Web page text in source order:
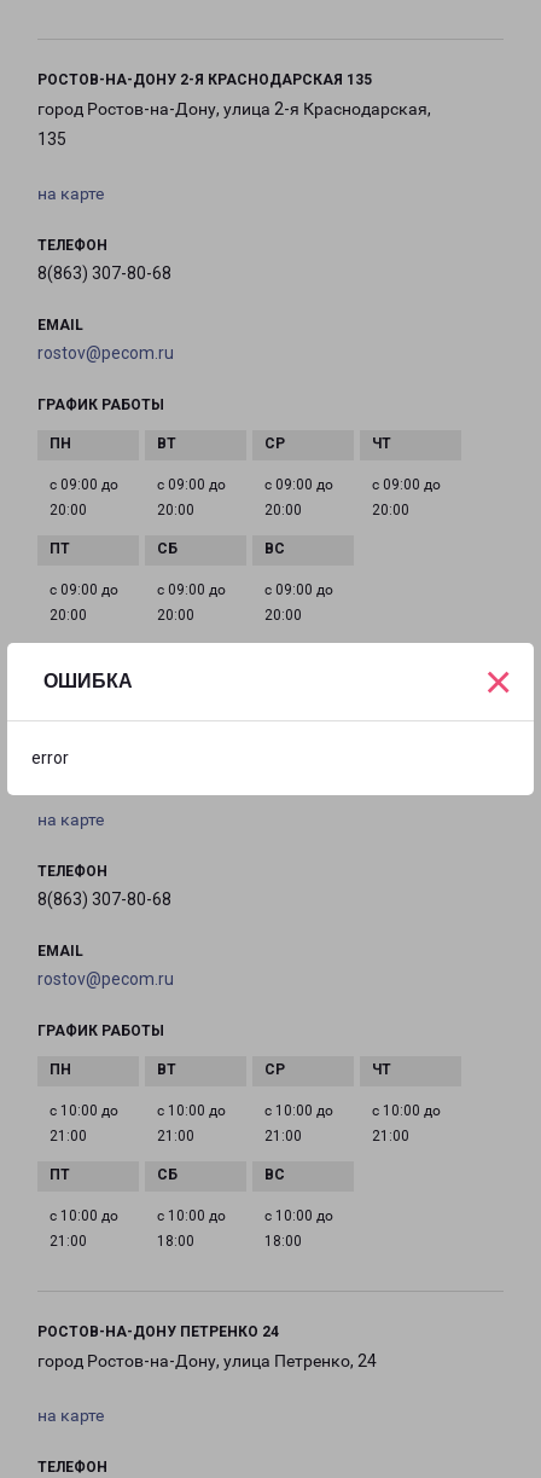
ОШИБКА
error
×
РОСТОВ-НА-ДОНУ 2-Я КРАСНОДАРСКАЯ 135
город Ростов-на-Дону, улица 2-я Краснодарская,
135
на карте
ТЕЛЕФОН
8(863) 307-80-68
EMAIL
rostov@pecom.ru
ГРАФИК РАБОТЫ
с 09:00 до
20:00
с 09:00 до
20:00
с 09:00 до
20:00
с 09:00 до
20:00
с 09:00 до
20:00
с 09:00 до
20:00
с 09:00 до
20:00
корпус 3
на карте
ТЕЛЕФОН
8(863) 307-80-68
EMAIL
rostov@pecom.ru
ГРАФИК РАБОТЫ
с 10:00 до
21:00
с 10:00 до
21:00
с 10:00 до
21:00
с 10:00 до
21:00
с 10:00 до
21:00
с 10:00 до
18:00
с 10:00 до
18:00
РОСТОВ-НА-ДОНУ ПЕТРЕНКО 24
город Ростов-на-Дону, улица Петренко, 24
на карте
ТЕЛЕФОН